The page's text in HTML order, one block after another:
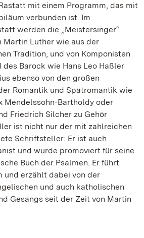
mit einem Programm, das mit
verbunden ist. Im
werden die „Meistersinger“
Martin Luther wie aus der
Tradition, und von Komponisten
des Barock wie Hans Leo Haßler
ebenso von den großen
Romantik und Spätromantik wie
Mendelssohn-Bartholdy oder
Friedrich Silcher zu Gehör
ist nicht nur der mit zahlreichen
Schriftsteller: Er ist auch
und wurde promoviert für seine
Buch der Psalmen. Er führt
und erzählt dabei von der
und auch katholischen
Gesangs seit der Zeit von Martin